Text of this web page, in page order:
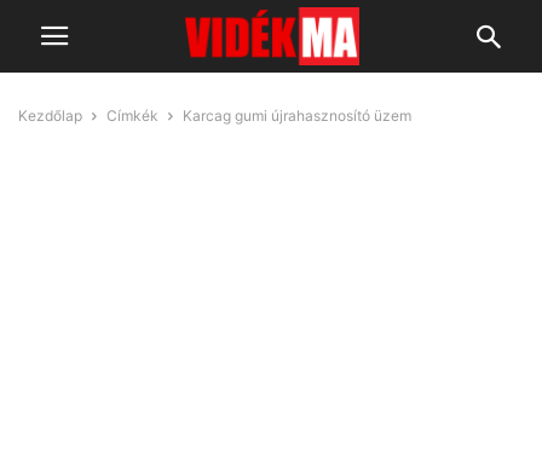
Kezdőlap Címkék Karcag gumi újrahasznosító üzem